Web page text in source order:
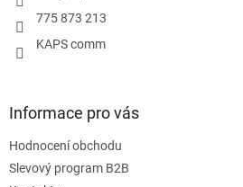
775 873 213
KAPS comm
Informace pro vás
Hodnocení obchodu
Slevový program B2B